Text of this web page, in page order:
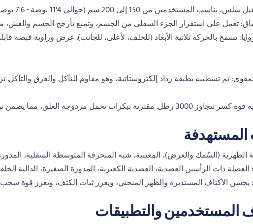
من 150 إلى 200 سم (حوالي 4'11 بوصة - 6'7 بوصة) لضمان الوضع الصحيح.
تعمل على استقرار الجزء السفلي من الجسم، وتمنع تأرجح الجسم والغش،
تسمح بالحركة ثلاثية الأبعاد (للخلف، لأعلى، للجانب). عرض وزاوية قبضة
الغلق، مما يضمن توصيل مقاومة سلسة وعمرًا استثنائيًا.
المستهدفة
الظهرية (السُمك والعرض)، المعينية، شبه المنحرفة المتوسطة السفلية،
العضلة ذات الرأسين العضدية، العضدية الكعبرية، المدورة الصغيرة، الدالية
يحسن الأكتاف المستديرة والظهر المنحني، ويعزز ثبات الكتف، ويعزز قوة
المستخدمين والتطبيقات